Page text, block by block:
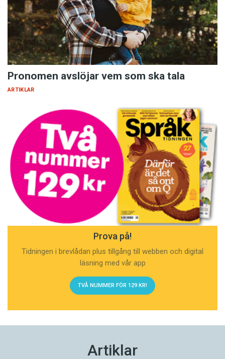
Pronomen avslöjar vem som ska tala
ARTIKLAR
Prova på!
Tidningen i brevlådan plus tillgång till webben och digital
läsning med vår app
TVÅ NUMMER FÖR 129 KR!
Artiklar